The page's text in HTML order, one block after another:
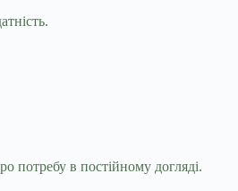
в постійному догляді.